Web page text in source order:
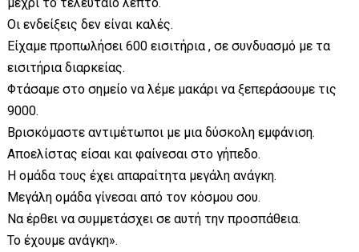
Οι ενδείξεις δεν είναι καλές.
Είχαμε προπωλήσει 600 εισιτήρια , σε συνδυασμό με τα
εισιτήρια διαρκείας.
Φτάσαμε στο σημείο να λέμε μακάρι να ξεπεράσουμε τις
9000.
Βρισκόμαστε αντιμέτωποι με μια δύσκολη εμφάνιση.
Αποελίστας είσαι και φαίνεσαι στο γήπεδο.
Η ομάδα τους έχει απαραίτητα μεγάλη ανάγκη.
Μεγάλη ομάδα γίνεσαι από τον κόσμου σου.
Να έρθει να συμμετάσχει σε αυτή την προσπάθεια.
Το έχουμε ανάγκη».